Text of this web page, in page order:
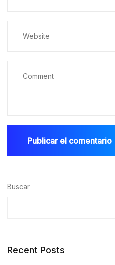
Buscar
Recent Posts